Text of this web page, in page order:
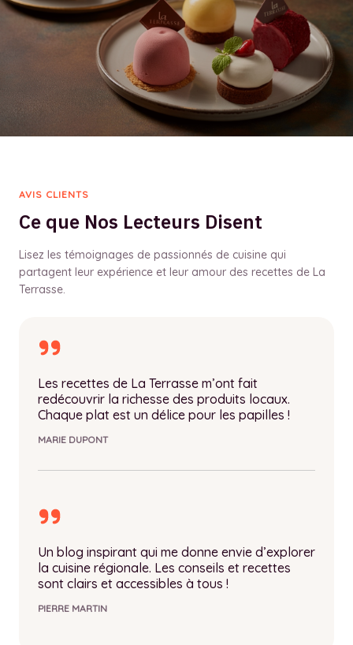
Les recettes de La Terrasse m’ont fait
redécouvrir la richesse des produits locaux.
Chaque plat est un délice pour les papilles !
MARIE DUPONT
Un blog inspirant qui me donne envie d’explorer
la cuisine régionale. Les conseils et recettes
sont clairs et accessibles à tous !
PIERRE MARTIN
AVIS CLIENTS
Ce que Nos Lecteurs Disent
Lisez les témoignages de passionnés de cuisine qui
partagent leur expérience et leur amour des recettes de La
Terrasse.